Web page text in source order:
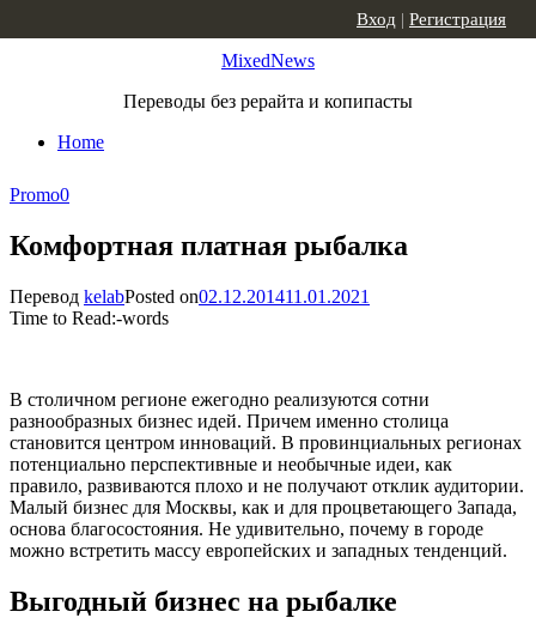
MixedNews
Переводы без рерайта и копипасты
Home
Вход | Регистрация
Promo0
Комфортная платная рыбалка
Перевод kelabPosted on02.12.201411.01.2021
Time to Read:-words
В столичном регионе ежегодно реализуются сотни
разнообразных бизнес идей. Причем именно столица
становится центром инноваций. В провинциальных регионах
потенциально перспективные и необычные идеи, как
правило, развиваются плохо и не получают отклик аудитории.
Малый бизнес для Москвы, как и для процветающего Запада,
основа благосостояния. Не удивительно, почему в городе
можно встретить массу европейских и западных тенденций.
Выгодный бизнес на рыбалке